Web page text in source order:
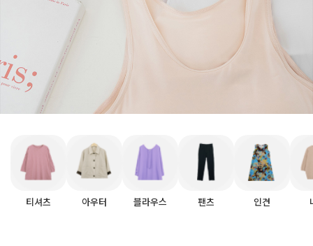
티셔츠 아우터 블라우스 팬츠 인견